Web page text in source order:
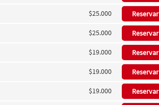
$25.000 Reservar
$25.000 Reservar
$19.000 Reservar
$19.000 Reservar
$19.000 Reservar